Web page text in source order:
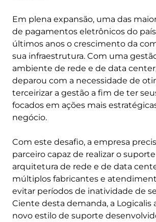
Em plena expansão, uma das
de pagamentos eletrônicos do
últimos anos o crescimento da
sua infraestrutura. Com uma
ambiente de rede e de data
deparou com a necessidade de
terceirizar a gestão a fim de ter
focados em ações mais
negócio.
Com este desafio, a empresa
parceiro capaz de realizar o
arquitetura de rede e de data
múltiplos fabricantes e
evitar períodos de inatividade de
Ciente desta demanda, a Logicalis
novo estilo de suporte